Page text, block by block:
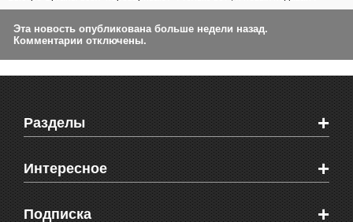
Эта новость опубликована больше недели назад.
Комментарии отключены.
Разделы +
Новости Феодосии
Новости Крыма
Мировые новости
Объявления
Интересное +
Видео о Феодосии
Подписка +